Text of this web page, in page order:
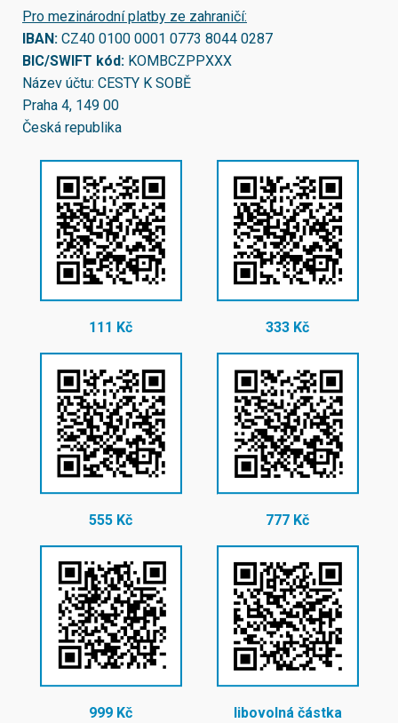
Pro mezinárodní platby ze zahraničí:
IBAN: CZ40 0100 0001 0773 8044 0287
BIC/SWIFT kód: KOMBCZPPXXX
Název účtu: CESTY K SOBĚ
Praha 4, 149 00
Česká republika
111 Kč 333 Kč
555 Kč 777 Kč
999 Kč libovolná částka